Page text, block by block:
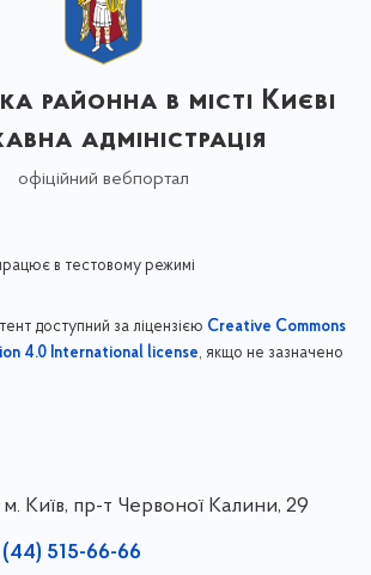
районна в місті Києві
адміністрація
офіційний вебпортал
в тестовому режимі
доступний за ліцензією Creative Commons
4.0 International license, якщо не зазначено
Київ, пр-т Червоної Калини, 29
515-66-66